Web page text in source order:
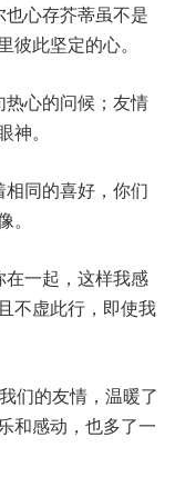
心存芥蒂虽不是
此坚定的心。
心的问候；友情
。
同的喜好，你们
一起，这样我感
不虚此行，即使我
们的友情，温暖了
和感动，也多了一